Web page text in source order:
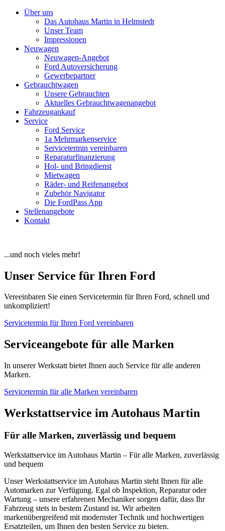
Über uns
Das Autohaus Martin in Helmstedt
Unser Team
Impressionen
Neuwagen
Neuwagen-Angebot
Ford Autoversicherung
Gewerbepartner
Gebrauchtwagen
Unsere Gebrauchten
Aktuelles Gebrauchtwagenangebot
Fahrzeugankauf
Service
Ford Service
1a Mehrmarkenservice
Servicetermin vereinbaren
Reparaturfinanzierung
Hol- und Bringdienst
Mietwagen
Räder- und Reifenangebot
Zubehör Navigator
Die FordPass App
Stellenangebote
Kontakt
...und noch vieles mehr!
Unser Service für Ihren Ford
Vereeinbaren Sie einen Servicetermin für Ihren Ford, schnell und
unkompliziert!
Servicetermin für Ihren Ford vereinbaren
Serviceangebote für alle Marken
In unserer Werkstatt bietet Ihnen auch Service für alle anderen
Marken.
Servicetermin für alle Marken vereinbaren
Werkstattservice im Autohaus Martin
Für alle Marken, zuverlässig und bequem
Werkstattservice im Autohaus Martin – Für alle Marken, zuverlässig
und bequem
Unser Werkstattservice im Autohaus Martin steht Ihnen für alle
Automarken zur Verfügung. Egal ob Inspektion, Reparatur oder
Wartung – unsere erfahrenen Mechaniker sorgen dafür, dass Ihr
Fahrzeug stets in bestem Zustand ist. Wir arbeiten
markenübergreifend mit modernster Technik und hochwertigen
Ersatzteilen, um Ihnen den besten Service zu bieten.